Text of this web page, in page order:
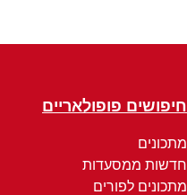
חיפושים פופולאריים
מתכונים
חדשות ממסעדות
מתכונים לפורים